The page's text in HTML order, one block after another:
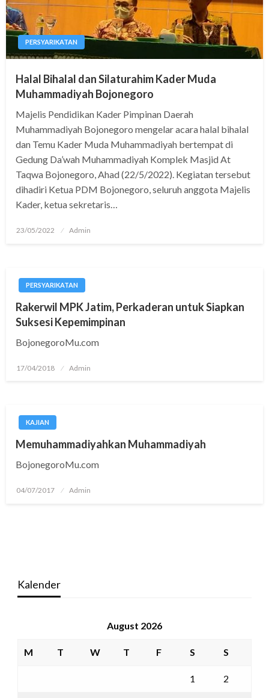
PERSYARIKATAN
Halal Bihalal dan Silaturahim Kader Muda
Muhammadiyah Bojonegoro
Majelis Pendidikan Kader Pimpinan Daerah
Muhammadiyah Bojonegoro mengelar acara halal bihalal
dan Temu Kader Muda Muhammadiyah bertempat di
Gedung Da’wah Muhammadiyah Komplek Masjid At
Taqwa Bojonegoro, Ahad (22/5/2022). Kegiatan tersebut
dihadiri Ketua PDM Bojonegoro, seluruh anggota Majelis
Kader, ketua sekretaris…
Posted
23/05/2022 Admin
PERSYARIKATAN
Rakerwil MPK Jatim, Perkaderan untuk Siapkan
Suksesi Kepemimpinan
BojonegoroMu.com
Posted
17/04/2018 Admin
KAJIAN
Memuhammadiyahkan Muhammadiyah
BojonegoroMu.com
Posted
04/07/2017 Admin
Kalender
August 2026
M T W T F S S
1 2